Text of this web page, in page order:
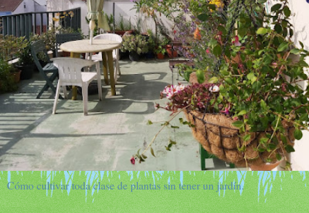
Cómo cultivar toda clase de plantas sin tener un jardín.